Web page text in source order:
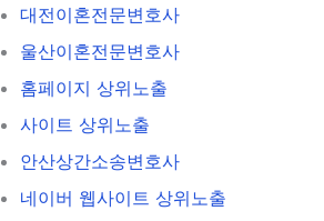
대전이혼전문변호사
울산이혼전문변호사
홈페이지 상위노출
사이트 상위노출
안산상간소송변호사
네이버 웹사이트 상위노출